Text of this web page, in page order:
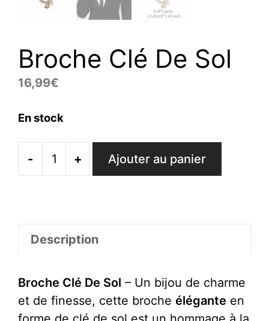
Broche Clé De Sol
16,99€
En stock
-
quantité
De
+ Ajouter au panier
Description
Broche Clé De Sol – Un bijou de charme
et de finesse, cette broche élégante en